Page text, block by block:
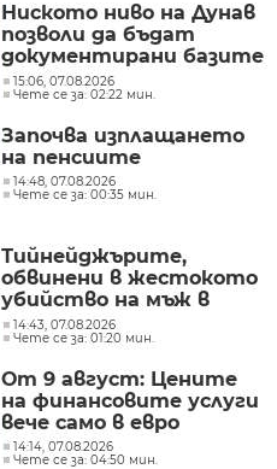
Бойко Борисов: При
третия мандат може
да има правителство
Ниското ниво на Дунав
позволи да бъдат
документирани базите
на Константиновия
мост при с. Гиген
15:06, 07.08.2026
Чете се за: 02:22 мин.
Започва изплащането
на пенсиите
14:48, 07.08.2026
Чете се за: 00:35 мин.
Тийнейджърите,
обвинени в жестокото
убийство на мъж в
Пловдив, остават в
ареста
14:43, 07.08.2026
Чете се за: 01:20 мин.
От 9 август: Цените
на финансовите услуги
вече само в евро
14:14, 07.08.2026
Чете се за: 04:50 мин.